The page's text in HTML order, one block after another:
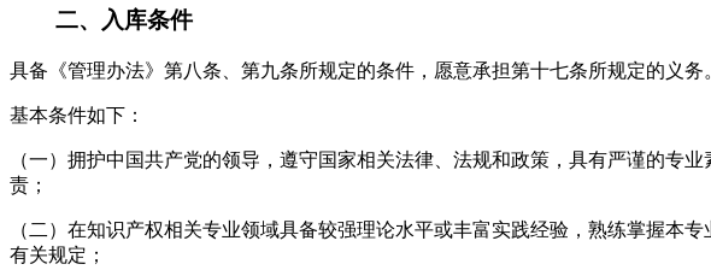
二、入库条件
具备《管理办法》第八条、第九条所规定的条件，愿意承担第十七条所规定的义务
基本条件如下：
（一）拥护中国共产党的领导，遵守国家相关法律、法规和政策，具有严谨的专
责；
（二）在知识产权相关专业领域具备较强理论水平或丰富实践经验，熟练掌握本
有关规定；